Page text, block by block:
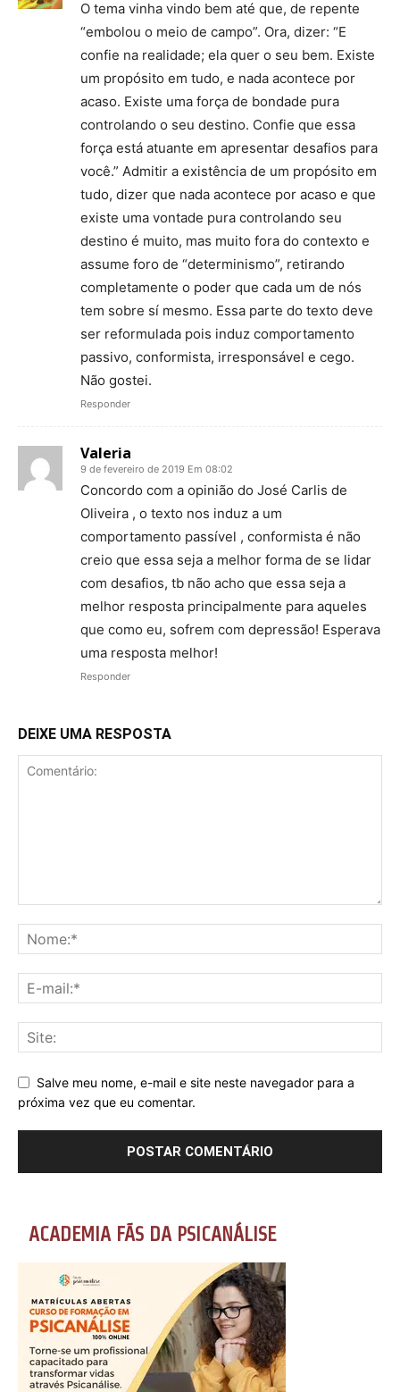
O tema vinha vindo bem até que, de repente
“embolou o meio de campo”. Ora, dizer: “E
confie na realidade; ela quer o seu bem. Existe
um propósito em tudo, e nada acontece por
acaso. Existe uma força de bondade pura
controlando o seu destino. Confie que essa
força está atuante em apresentar desafios para
você.” Admitir a existência de um propósito em
tudo, dizer que nada acontece por acaso e que
existe uma vontade pura controlando seu
destino é muito, mas muito fora do contexto e
assume foro de “determinismo”, retirando
completamente o poder que cada um de nós
tem sobre sí mesmo. Essa parte do texto deve
ser reformulada pois induz comportamento
passivo, conformista, irresponsável e cego.
Não gostei.
Responder
Valeria
9 de fevereiro de 2019 Em 08:02
Concordo com a opinião do José Carlis de
Oliveira , o texto nos induz a um
comportamento passível , conformista é não
creio que essa seja a melhor forma de se lidar
com desafios, tb não acho que essa seja a
melhor resposta principalmente para aqueles
que como eu, sofrem com depressão! Esperava
uma resposta melhor!
Responder
DEIXE UMA RESPOSTA
Salve meu nome, e-mail e site neste navegador para a
próxima vez que eu comentar.
ACADEMIA FÃS DA PSICANÁLISE